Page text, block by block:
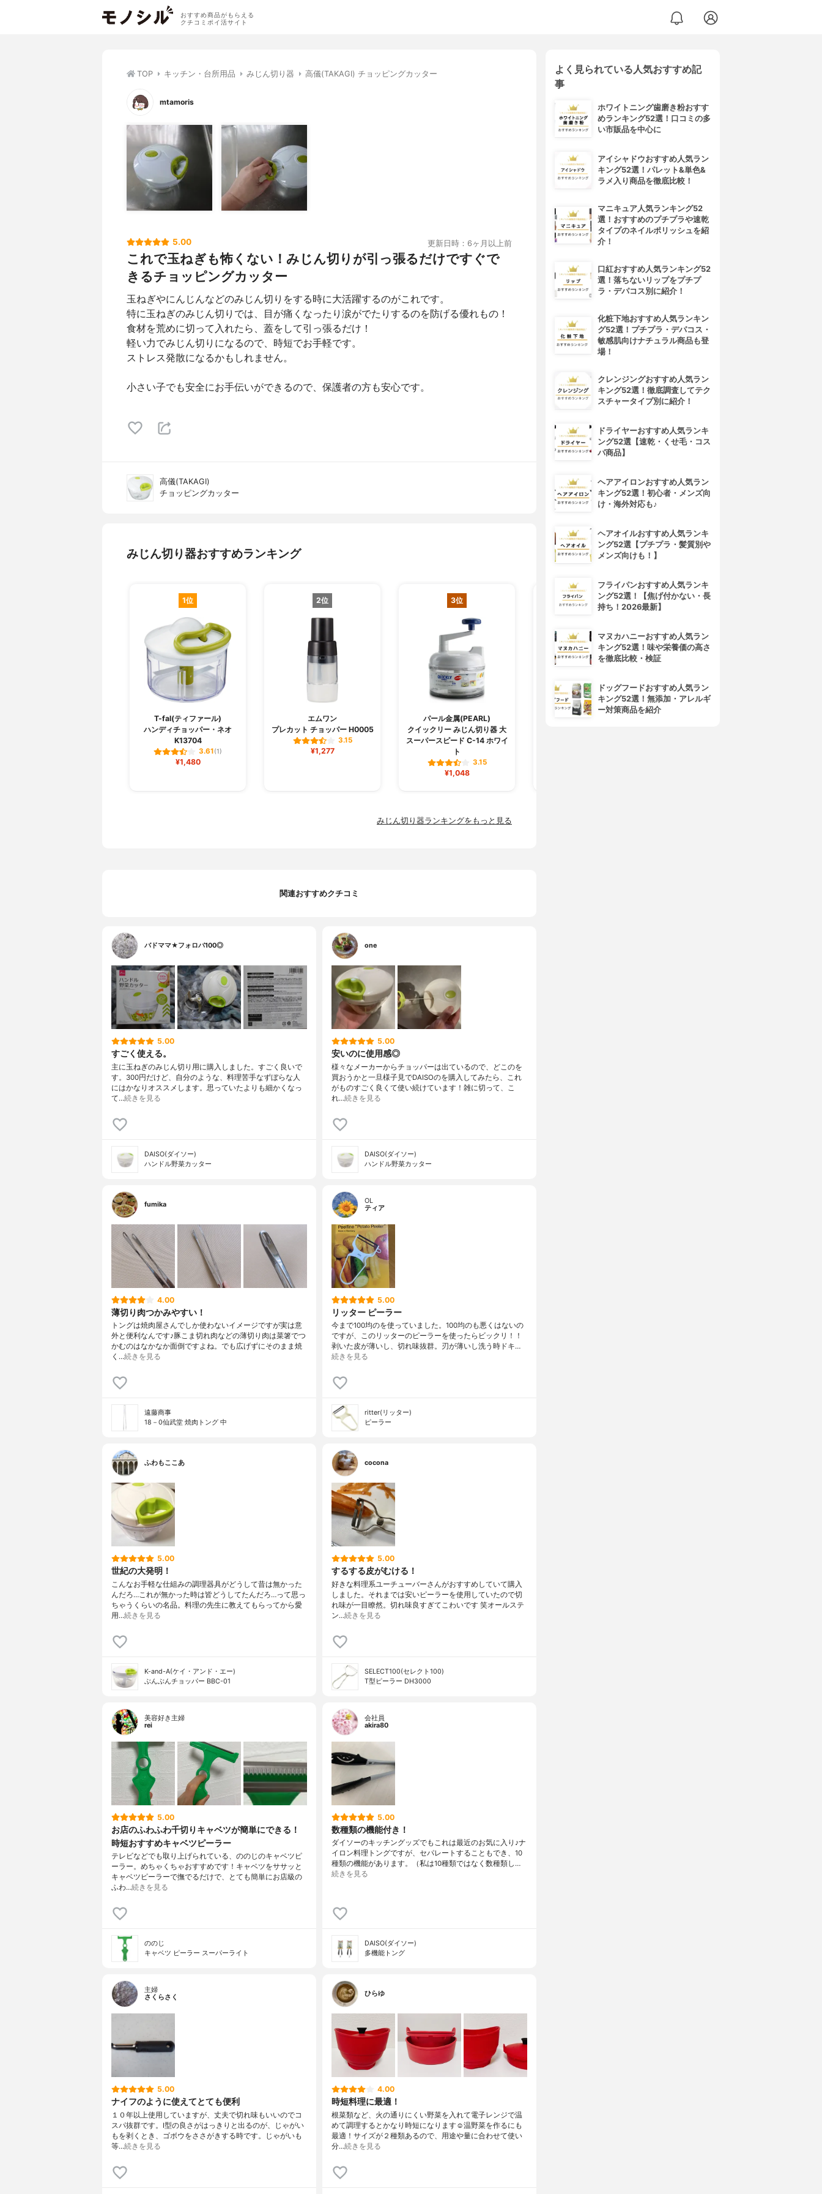
おすすめ商品がもらえる
クチコミポイ活サイト
TOP キッチン・台所用品 みじん切り器 高儀(TAKAGI) チョッピングカッター
mtamoris
5.00 更新日時：6ヶ月以上前
これで玉ねぎも怖くない！みじん切りが引っ張るだけですぐで
きるチョッピングカッター
玉ねぎやにんじんなどのみじん切りをする時に大活躍するのがこれです。
特に玉ねぎのみじん切りでは、目が痛くなったり涙がでたりするのを防げる優れもの！
食材を荒めに切って入れたら、蓋をして引っ張るだけ！
軽い力でみじん切りになるので、時短でお手軽です。
ストレス発散になるかもしれません。
小さい子でも安全にお手伝いができるので、保護者の方も安心です。
高儀(TAKAGI)
チョッピングカッター
みじん切り器おすすめランキング
1位
T-fal(ティファール)
ハンディチョッパー・ネオ
K13704
3.61(1)
¥1,480
2位
エムワン
プレカット チョッパー H0005
3.15
¥1,277
3位
パール金属(PEARL)
クイックリー みじん切り器 大
スーパースピード C-14 ホワイ
ト
3.15
¥1,048
K-and-A(ケイ・アンド・エー)
みじん切り器ランキングをもっと見る
関連おすすめクチコミ
バドママ★フォロバ100◎
5.00
すごく使える。
主に玉ねぎのみじん切り用に購入しました。すごく良いで
す。300円だけど、自分のような、料理苦手なずぼらな人
にはかなりオススメします。思っていたよりも細かくなっ
て…続きを見る
DAISO(ダイソー)
ハンドル野菜カッター
one
5.00
安いのに使用感◎
様々なメーカーからチョッパーは出ているので、どこのを
買おうかと一旦様子見でDAISOのを購入してみたら、これ
がものすごく良くて使い続けています！雑に切って、こ
れ…続きを見る
DAISO(ダイソー)
ハンドル野菜カッター
fumika
4.00
薄切り肉つかみやすい！
トングは焼肉屋さんでしか使わないイメージですが実は意
外と便利なんです♪豚こま切れ肉などの薄切り肉は菜箸でつ
かむのはなかなか面倒ですよね。でも広げずにそのまま焼
く…続きを見る
遠藤商事
18－0仙武堂 焼肉トング 中
OL
ティア
5.00
リッター ピーラー
今まで100均のを使っていました。100均のも悪くはないの
ですが、このリッターのピーラーを使ったらビックリ！！
剥いた皮が薄いし、切れ味抜群。刃が薄いし洗う時ドキ…
続きを見る
ritter(リッター)
ピーラー
ふわもここあ
5.00
世紀の大発明！
こんなお手軽な仕組みの調理器具がどうして昔は無かった
んだろ…これが無かった時は皆どうしてたんだろ…って思っ
ちゃうくらいの名品。料理の先生に教えてもらってから愛
用…続きを見る
K-and-A(ケイ・アンド・エー)
ぶんぶんチョッパー BBC-01
cocona
5.00
するする皮がむける！
好きな料理系ユーチューバーさんがおすすめしていて購入
しました。それまでは安いピーラーを使用していたので切
れ味が一目瞭然。切れ味良すぎてこわいです 笑オールステ
ン…続きを見る
SELECT100(セレクト100)
T型ピーラー DH3000
美容好き主婦
rei
5.00
お店のふわふわ千切りキャベツが簡単にできる！
時短おすすめキャベツピーラー
テレビなどでも取り上げられている、ののじのキャベツピ
ーラー。めちゃくちゃおすすめです！キャベツをササッと
キャベツピーラーで撫でるだけで、とても簡単にお店級の
ふわ…続きを見る
ののじ
キャベツ ピーラー スーパーライト
会社員
akira80
5.00
数種類の機能付き！
ダイソーのキッチングッズでもこれは最近のお気に入り♪ナ
イロン料理トングですが、セパレートすることもでき、10
種類の機能があります。（私は10種類ではなく数種類し…
続きを見る
DAISO(ダイソー)
多機能トング
主婦
さくらさく
5.00
ナイフのように使えてとても便利
１０年以上使用していますが、丈夫で切れ味もいいのでコ
スパ抜群です。I型の良さがはっきりと出るのが、じゃがい
もを剥くとき、ゴボウをささがきする時です。じゃがいも
等…続きを見る
ひらゆ
4.00
時短料理に最適！
根菜類など、火の通りにくい野菜を入れて電子レンジで温
めて調理するとかなり時短になります☺️温野菜を作るにも
最適！サイズが２種類あるので、用途や量に合わせて使い
分…続きを見る
よく見られている人気おすすめ記
事
ホワイトニング歯磨き粉おすす
めランキング52選！口コミの多
い市販品を中心に
アイシャドウおすすめ人気ラン
キング52選！パレット&単色&
ラメ入り商品を徹底比較！
マニキュア人気ランキング52
選！おすすめのプチプラや速乾
タイプのネイルポリッシュを紹
介！
口紅おすすめ人気ランキング52
選！落ちないリップをプチプ
ラ・デパコス別に紹介！
化粧下地おすすめ人気ランキン
グ52選！プチプラ・デパコス・
敏感肌向けナチュラル商品も登
場！
クレンジングおすすめ人気ラン
キング52選！徹底調査してテク
スチャータイプ別に紹介！
ドライヤーおすすめ人気ランキ
ング52選【速乾・くせ毛・コス
パ商品】
ヘアアイロンおすすめ人気ラン
キング52選！初心者・メンズ向
け・海外対応も♪
ヘアオイルおすすめ人気ランキ
ング52選【プチプラ・髪質別や
メンズ向けも！】
フライパンおすすめ人気ランキ
ング52選！【焦げ付かない・長
持ち！2026最新】
マヌカハニーおすすめ人気ラン
キング52選！味や栄養価の高さ
を徹底比較・検証
ドッグフードおすすめ人気ラン
キング52選！無添加・アレルギ
ー対策商品を紹介